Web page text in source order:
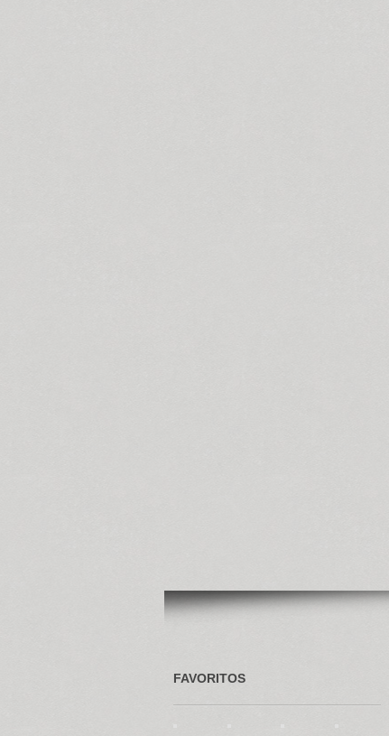
FAVORITOS